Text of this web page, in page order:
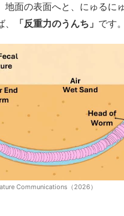
地面の表面へと、にゅるに
「反重力のうんち」 です。
Communications（2026）